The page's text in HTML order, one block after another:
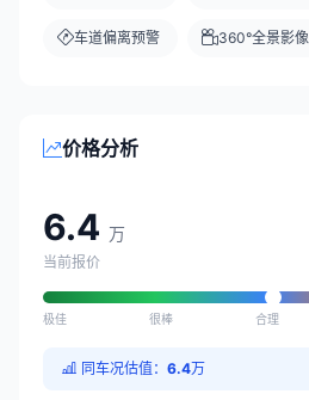
车道偏离预警 360°全景影像
价格分析
6.4 万
当前报价
极佳 很棒 合理
同车况估值： 6.4万